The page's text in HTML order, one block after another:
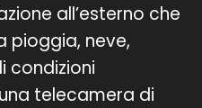
all’esterno che
pioggia, neve,
condizioni
telecamera di